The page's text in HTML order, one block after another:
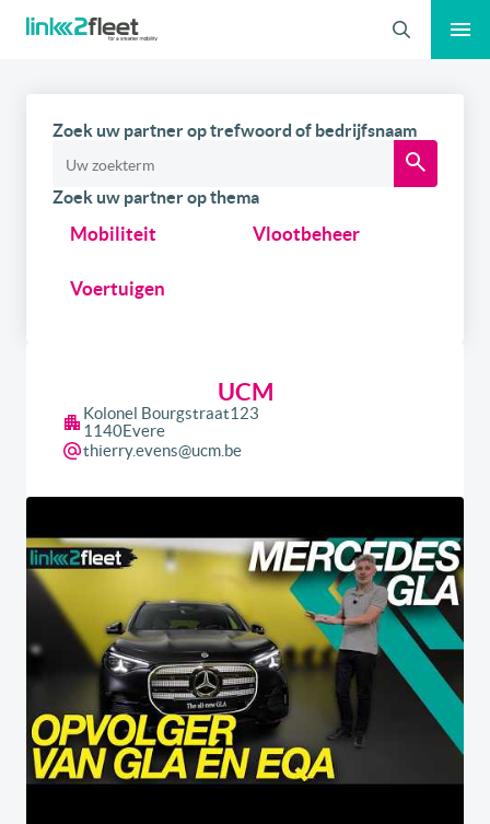
Zoeken
Zoek uw partner op trefwoord of bedrijfsnaam
Zoek uw partner op thema
Mobiliteit Vlootbeheer
Voertuigen
UCM
Kolonel Bourgstraat123
1140Evere
thierry.evens@ucm.be